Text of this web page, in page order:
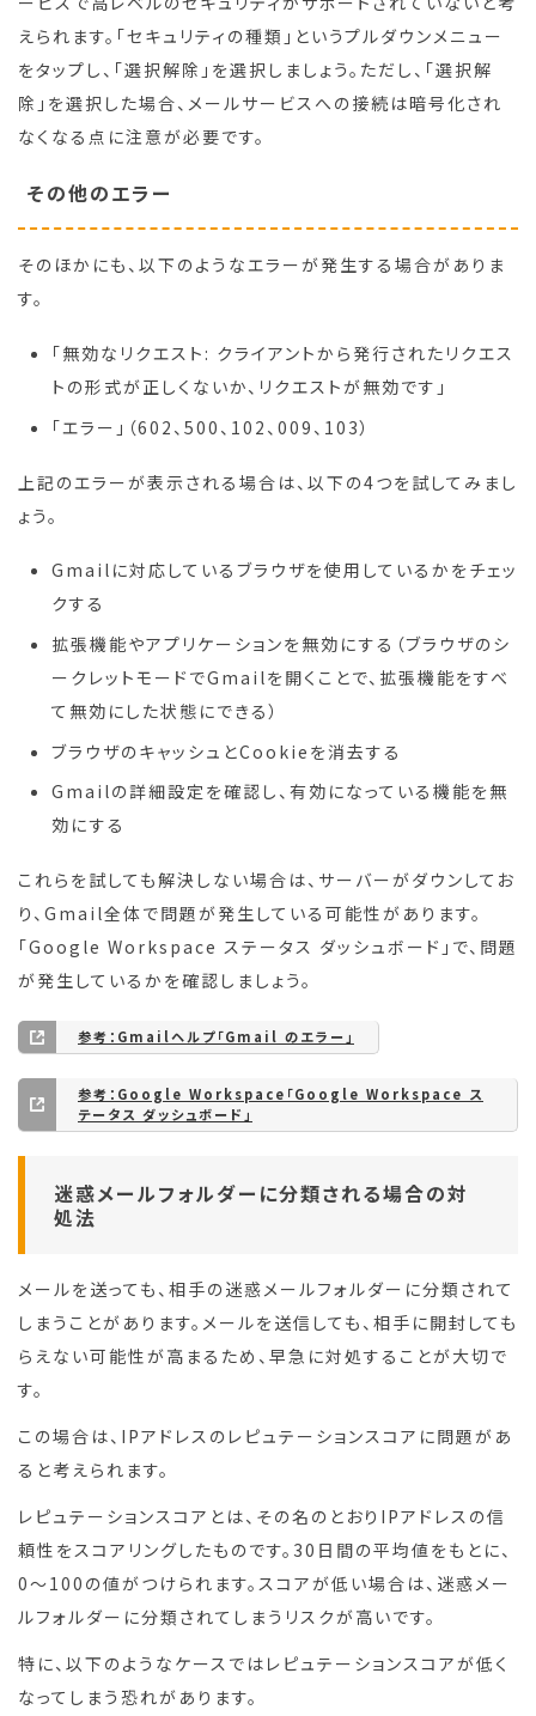
えられます。「セキュリティの種類」というプルダウンメニュー
をタップし、「選択解除」を選択しましょう。ただし、「選択解
除」を選択した場合、メールサービスへの接続は暗号化され
なくなる点に注意が必要です。
その他のエラー
そのほかにも、以下のようなエラーが発生する場合がありま
す。
「無効なリクエスト: クライアントから発行されたリクエス
トの形式が正しくないか、リクエストが無効です」
「エラー」（602、500、102、009、103）
上記のエラーが表示される場合は、以下の4つを試してみまし
ょう。
Gmailに対応しているブラウザを使用しているかをチェッ
クする
拡張機能やアプリケーションを無効にする（ブラウザのシ
ークレットモードでGmailを開くことで、拡張機能をすべ
て無効にした状態にできる）
ブラウザのキャッシュとCookieを消去する
Gmailの詳細設定を確認し、有効になっている機能を無
効にする
これらを試しても解決しない場合は、サーバーがダウンしてお
り、Gmail全体で問題が発生している可能性があります。
「Google Workspace ステータス ダッシュボード」で、問題
が発生しているかを確認しましょう。
参考：Gmailヘルプ「Gmail のエラー」
参考：Google Workspace「Google Workspace ス
テータス ダッシュボード」
迷惑メールフォルダーに分類される場合の対
処法
メールを送っても、相手の迷惑メールフォルダーに分類されて
しまうことがあります。メールを送信しても、相手に開封しても
らえない可能性が高まるため、早急に対処することが大切で
す。
この場合は、IPアドレスのレピュテーションスコアに問題があ
ると考えられます。
レピュテーションスコアとは、その名のとおりIPアドレスの信
頼性をスコアリングしたものです。30日間の平均値をもとに、
0～100の値がつけられます。スコアが低い場合は、迷惑メー
ルフォルダーに分類されてしまうリスクが高いです。
特に、以下のようなケースではレピュテーションスコアが低く
なってしまう恐れがあります。